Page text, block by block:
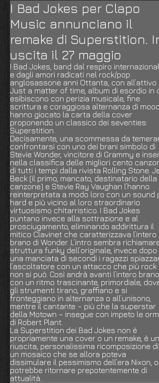
I Bad Jokes per Clapo
Music annunciano il
remake di Superstition. In
uscita il 27 maggio
I Bad Jokes, band dal respiro internazionale
e dagli amori radicati nel rock/pop
anglosassone anni Ottanta, con all’attivo
Just a matter of time, album di esordio in
esibiscono con perizia musicale, fine
scrittura e coraggiosa alternanza di
hanno giocato la carta della cover
proponendo un classico dei seventies:
Superstition.
Decisamente, una scommessa da temerari
confrontarsi con uno dei brani simbolo di
Stevie Wonder, vincitore di Grammy e
nella classifica delle migliori cento canzoni
di tutti i tempi dalla rivista Rolling Stone.
Beck (il primo, mancato, destinatario della
canzone) e Stevie Ray Vaughan l’hanno
reinterpretata a modo loro con un sound
hard e più vicino al loro straordinario
virtuosismo chitarristico. I Bad Jokes
puntano invece alla sottrazione e al
prosciugamento, eliminando addirittura il
mitico Clavinet che caratterizzava l’intero
brano di Wonder. L’intro sembra richiamare
struttura funky dell’originale, invece dopo
una manciata di secondi i ragazzi
l’ascoltatore con un attacco che più rock
non si può. Così andrà avanti l’intero brano,
con un ritmo trascinante, primordiale, dove
gli strumenti tirano, graffiano e si
fronteggiano in alternanza o all’unisono,
mentre il cantante – più che la superstar
della Motown – insegue con impeto le orme
di Robert Plant.
La Superstition dei Bad Jokes non è
propriamente una cover o un remake, è una
riuscita, personalissima ricomposizione di
un mosaico che se allora poteva
dissimulare il pessimismo dell’era Nixon,
potrebbe ritornare prepotentemente di
attualità.